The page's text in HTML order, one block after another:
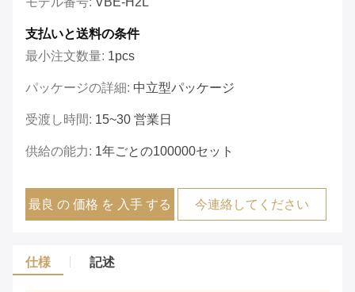
支払いと送料の条件
最小注文数量: 1pcs
パッケージの詳細: 中立型パッケージ
受渡し時間: 15~30 営業日
供給の能力: 1年ごとの100000セット
最良 の 価格 を 入手 する 今連絡してください
仕様 記述